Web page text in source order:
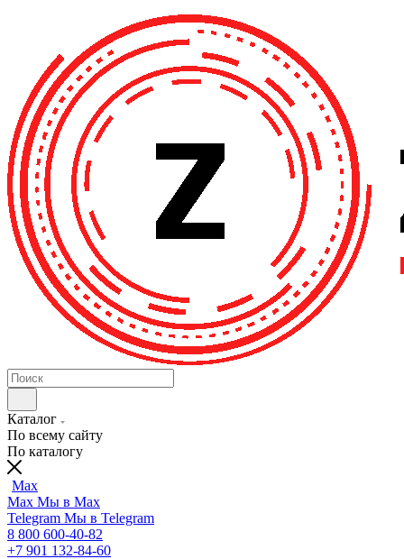
Каталог
По всему сайту
По каталогу
Max
Max Мы в Max
Telegram Мы в Telegram
8 800 600-40-82
+7 901 132-84-60